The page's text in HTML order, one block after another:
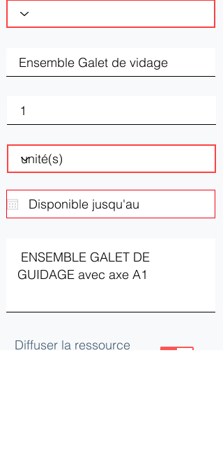
Diffuser la ressource